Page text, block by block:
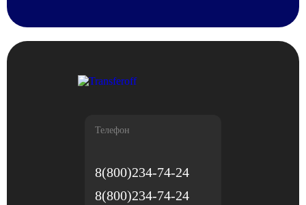
Телефон
8(800)234-74-24
8(800)234-74-24